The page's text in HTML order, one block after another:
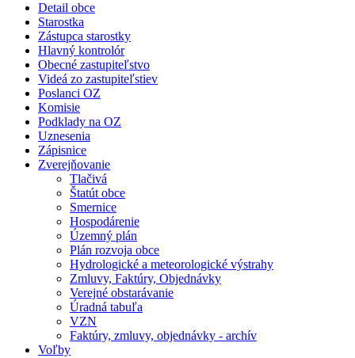
Detail obce
Starostka
Zástupca starostky
Hlavný kontrolór
Obecné zastupiteľstvo
Videá zo zastupiteľstiev
Poslanci OZ
Komisie
Podklady na OZ
Uznesenia
Zápisnice
Zverejňovanie
Tlačivá
Štatút obce
Smernice
Hospodárenie
Územný plán
Plán rozvoja obce
Hydrologické a meteorologické výstrahy
Zmluvy, Faktúry, Objednávky
Verejné obstarávanie
Úradná tabuľa
VZN
Faktúry, zmluvy, objednávky - archív
Voľby